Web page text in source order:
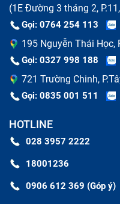
(1E Đường 3 tháng 2,
Gọi: 0764 254 113
195 Nguyễn Thái Học,
Gọi: 0327 998 188
721 Trường Chinh,
Gọi: 0835 001 511
HOTLINE
028 3957 2222
18001236
0906 612 369 (Góp ý)